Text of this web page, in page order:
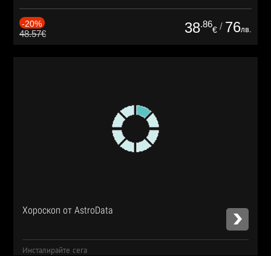
-20%
48.57€ 38.86
€ / 76лв.
Хороскоп от AstroData
Инсталирайте сега